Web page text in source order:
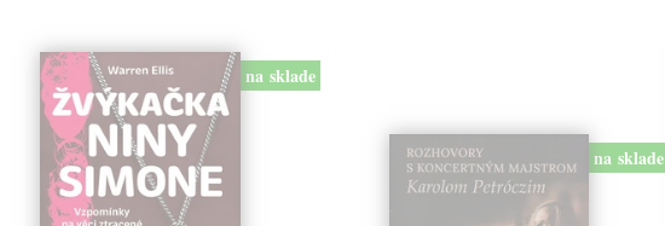
na sklade
na sklade